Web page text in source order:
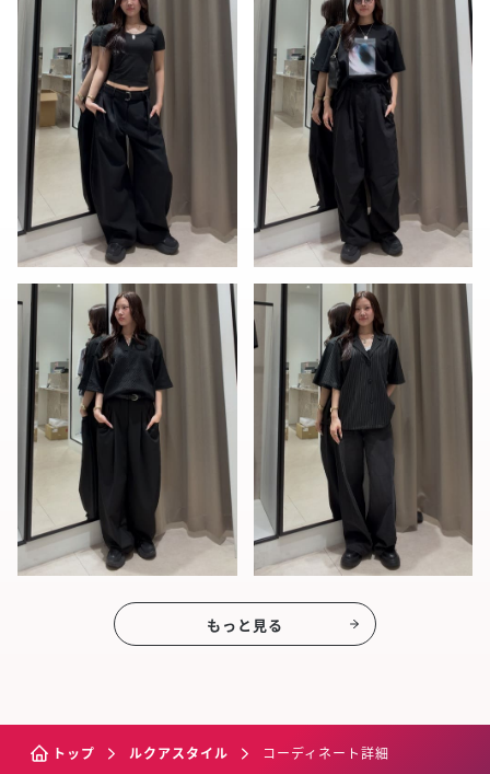
もっと見る
トップ ルクアスタイル コーディネート詳細